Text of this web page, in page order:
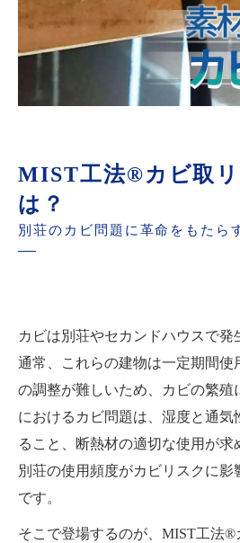
MIST工法®カビ取
は？
別荘のカビ問題に革命をもたら
カビは別荘やセカンドハウスで発
通常、これらの建物は一定期間使
の調整が難しいため、カビの繁殖
におけるカビ問題は、湿度と通気
ること、断熱材の適切な使用が求
別荘の使用頻度がカビリスクに影
です。
そこで登場するのが、MIST工法